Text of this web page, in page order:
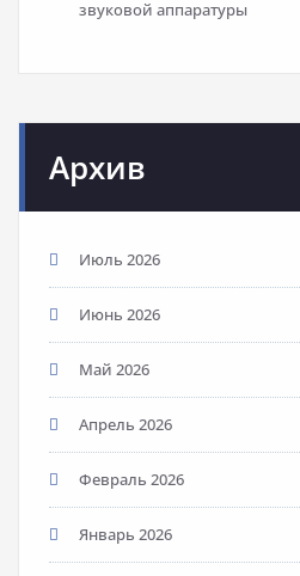
звуковой аппаратуры
Архив
Июль 2026
Июнь 2026
Май 2026
Апрель 2026
Февраль 2026
Январь 2026